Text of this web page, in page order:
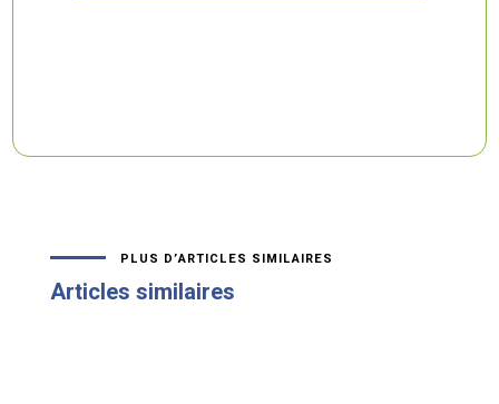
PLUS D’ARTICLES SIMILAIRES
Articles similaires